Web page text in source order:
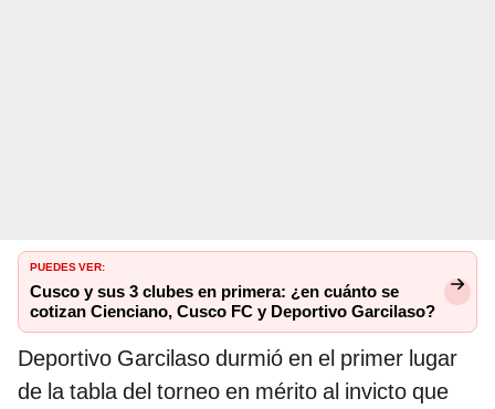
PUEDES VER:
Cusco y sus 3 clubes en primera: ¿en cuánto se
cotizan Cienciano, Cusco FC y Deportivo Garcilaso?
Deportivo Garcilaso durmió en el primer lugar
de la tabla del torneo en mérito al invicto que